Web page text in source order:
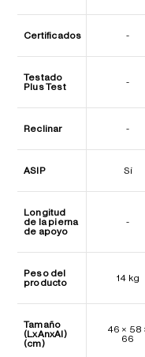
Certificados -
Testado
Plus Test
-
Reclinar -
ASIP Sí
Longitud
de la pierna
de apoyo
-
Peso del
producto
14 kg
Tamaño
(LxAnxAl)
(cm)
46 × 58
66